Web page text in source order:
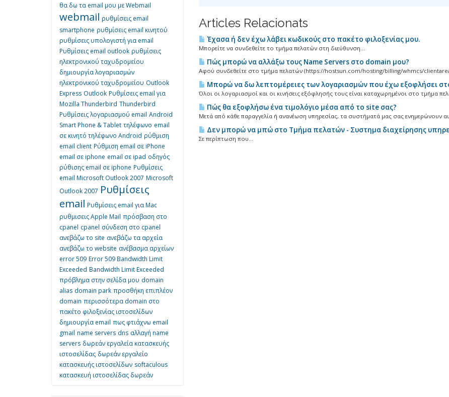
Articles Relacionats
Έχασα ή δεν έχω λάβει κωδικούς στο πακέτο φιλοξενίας μου.
Μπορείτε να συνδεθείτε το τμήμα πελατών στη διεύθυνση...
Πώς μπορώ να αλλάξω τους Name Servers στο domain μου?
Αφού συνδεθείτε στο τμήμα πελατών (https://hostsun.com/hosting/billing/whmcs/
Μπορώ να δω λεπτομέρειες των λογαριασμών που έχω εξοφλήσει
Όλοι οι λογαριασμοί και οι κινήσεις εξόφλησής τους είναι καταχωρημένοι στο τμήμα
Πώς θα εξοφλήσω ένα τιμολόγιο μέσα από το site σας?
Μετά από κάθε παραγγελία ή ανανέωση υπηρεσίας, τα συστήματά μας σας ενημερώνουν
Δεν μπορώ να μπώ στο Τμήμα πελατών - Συστημα διαχείρησης
Σε περίπτωση που...
θα δω τα email μου με Webmail
webmail ρυθμίσεις email
smartphone ρυθμίσεις email κινητού
ρυθμίσεις υπολογιστή για email
Ρυθμίσεις email outlook ρυθμίσεις
ηλεκτρονικού ταχυδρομείου
δημιουργία λογαριασμών
ηλεκτρονικού ταχυδρομείου Outlook
Express Outlook Ρυθμίσεις email για
Mozilla Thunderbird Thunderbird
Ρυθμίσεις λογαριασμού email Android
Smart Phone & Tablet τηλέφωνο email
σε κινητό τηλέφωνο Android ρύθμιση
email client Ρύθμιση email σε iPhone
email σε iphone email σε ipad οδηγός
ρύθισης email σε iphone Ρυθμίσεις
email Microsoft Outlook 2007 Microsoft
Outlook 2007 Ρυθμίσεις
email Ρυθμίσεις email για Mac
ρυθμισεις Apple Mail πρόσβαση στο
cpanel cpanel σύνδεση στο cpanel
ανεβάζω το site ανεβάζω τα αρχεία
ανεβάζω το website ανέβασμα αρχείων
error 509 Error 509 Bandwidth Limit
Exceeded Bandwidth Limit Exceeded
πρόβλημα στην σελίδα μου domain
alias domain park προσθήκη επιπλέον
domain περισσότερα domain στο
πακέτο φιλοξενίας ιστοσελίδων
δημιουργία email πως φτιάχνω email
gmail name servers dns αλλαγή name
servers δωρεάν εργαλεία κατασκευής
ιστοσελίδας δωρεάν εργαλείο
κατασκευής ιστοσελίδων softaculous
κατασκευή ιστοσελίδας δωρεάν